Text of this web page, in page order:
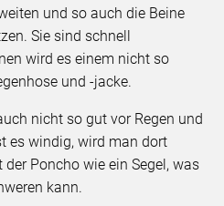
und so auch die Beine
Sie sind schnell
wird es einem nicht so
und -jacke.
nicht so gut vor Regen und
es windig, wird man dort
Poncho wie ein Segel, was
kann.